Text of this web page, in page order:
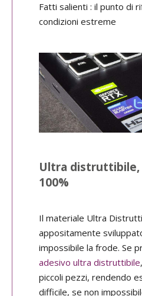
Fatti salienti : il punto di
condizioni estreme
Ultra distruttibile,
100%
Il materiale Ultra
appositamente
impossibile la frode. Se
adesivo ultra distruttibile
piccoli pezzi, rendendo
difficile, se non